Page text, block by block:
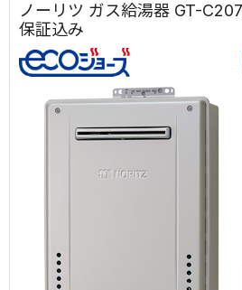
ノーリツ ガス給湯器 GT-
保証込み